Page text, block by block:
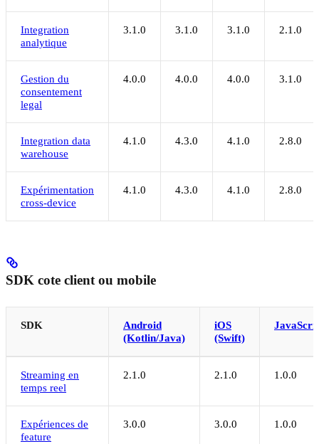
Integration
analytique
3.1.0 3.1.0 3.1.0 2.1.0
Gestion du
consentement
legal
4.0.0 4.0.0 4.0.0 3.1.0
Integration data
warehouse
4.1.0 4.3.0 4.1.0 2.8.0
Expérimentation
cross-device
4.1.0 4.3.0 4.1.0 2.8.0
SDK cote client ou mobile
SDK
Android
(Kotlin/Java)
iOS
(Swift)
Streaming en
temps reel
2.1.0 2.1.0 1.0.0
Expériences de
feature
3.0.0 3.0.0 1.0.0